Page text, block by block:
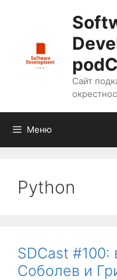
Сайт
Меню
Python
SDCast #100:
Соболев и